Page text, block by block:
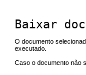
Baixar
O documento
executado.
Caso o documento não